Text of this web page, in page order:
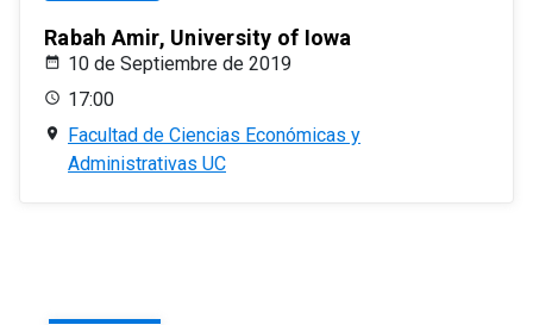
Rabah Amir, University of Iowa
10 de Septiembre de 2019
17:00
Facultad de Ciencias Económicas y
Administrativas UC